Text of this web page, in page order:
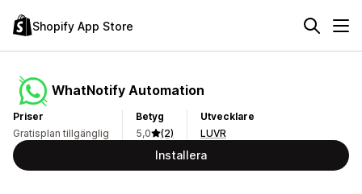
Shopify App Store
WhatNotify Automation
Priser
Gratisplan tillgänglig
Betyg
5,0
(2)
Utvecklare
LUVR
Installera